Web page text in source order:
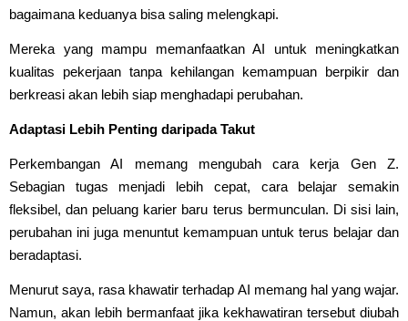
bagaimana keduanya bisa saling melengkapi.
Mereka yang mampu memanfaatkan AI untuk meningkatkan
kualitas pekerjaan tanpa kehilangan kemampuan berpikir dan
berkreasi akan lebih siap menghadapi perubahan.
Adaptasi Lebih Penting daripada Takut
Perkembangan AI memang mengubah cara kerja Gen Z.
Sebagian tugas menjadi lebih cepat, cara belajar semakin
fleksibel, dan peluang karier baru terus bermunculan. Di sisi lain,
perubahan ini juga menuntut kemampuan untuk terus belajar dan
beradaptasi.
Menurut saya, rasa khawatir terhadap AI memang hal yang wajar.
Namun, akan lebih bermanfaat jika kekhawatiran tersebut diubah